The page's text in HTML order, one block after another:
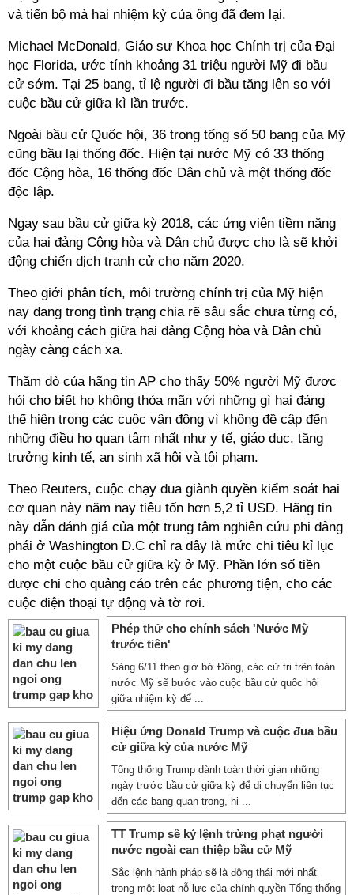
và tiến bộ mà hai nhiệm kỳ của ông đã đem lại.
Michael McDonald, Giáo sư Khoa học Chính trị của Đại
học Florida, ước tính khoảng 31 triệu người Mỹ đi bầu
cử sớm. Tại 25 bang, tỉ lệ người đi bầu tăng lên so với
cuộc bầu cử giữa kì lần trước.
Ngoài bầu cử Quốc hội, 36 trong tổng số 50 bang của Mỹ
cũng bầu lại thống đốc. Hiện tại nước Mỹ có 33 thống
đốc Cộng hòa, 16 thống đốc Dân chủ và một thống đốc
độc lập.
Ngay sau bầu cử giữa kỳ 2018, các ứng viên tiềm năng
của hai đảng Cộng hòa và Dân chủ được cho là sẽ khởi
động chiến dịch tranh cử cho năm 2020.
Theo giới phân tích, môi trường chính trị của Mỹ hiện
nay đang trong tình trạng chia rẽ sâu sắc chưa từng có,
với khoảng cách giữa hai đảng Cộng hòa và Dân chủ
ngày càng cách xa.
Thăm dò của hãng tin AP cho thấy 50% người Mỹ được
hỏi cho biết họ không thỏa mãn với những gì hai đảng
thể hiện trong các cuộc vận động vì không đề cập đến
những điều họ quan tâm nhất như y tế, giáo dục, tăng
trưởng kinh tế, an sinh xã hội và tội phạm.
Theo Reuters, cuộc chạy đua giành quyền kiểm soát hai
cơ quan này năm nay tiêu tốn hơn 5,2 tỉ USD. Hãng tin
này dẫn đánh giá của một trung tâm nghiên cứu phi đảng
phái ở Washington D.C chỉ ra đây là mức chi tiêu kỉ lục
cho một cuộc bầu cử giữa kỳ ở Mỹ. Phần lớn số tiền
được chi cho quảng cáo trên các phương tiện, cho các
cuộc điện thoại tự động và tờ rơi.
Phép thử cho chính sách 'Nước Mỹ
trước tiên'
Sáng 6/11 theo giờ bờ Đông, các cử tri trên toàn
nước Mỹ sẽ bước vào cuộc bầu cử quốc hội
giữa nhiệm kỳ để ...
Hiệu ứng Donald Trump và cuộc đua bầu
cử giữa kỳ của nước Mỹ
Tổng thống Trump dành toàn thời gian những
ngày trước bầu cử giữa kỳ để di chuyển liên tục
đến các bang quan trọng, hi ...
TT Trump sẽ ký lệnh trừng phạt người
nước ngoài can thiệp bầu cử Mỹ
Sắc lệnh hành pháp sẽ là động thái mới nhất
trong một loạt nỗ lực của chính quyền Tổng thống